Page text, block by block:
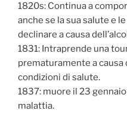
1820s: Continua a
anche se la sua salute e
declinare a causa
1831: Intraprende una
prematuramente a
condizioni di salute.
1837: muore il 23
malattia.